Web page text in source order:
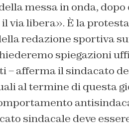
messa in onda,
via libera». È la
redazione sportiva
spiegazioni
– afferma il sindacato
al termine di questa
sindacale deve